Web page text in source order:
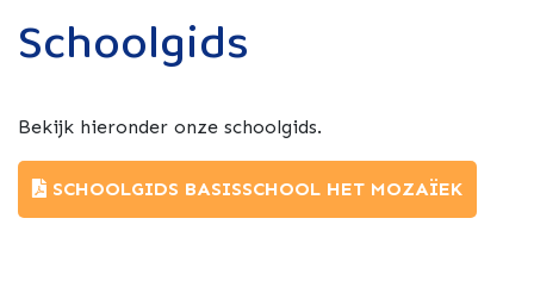
Schoolgids
Bekijk hieronder onze schoolgids.
SCHOOLGIDS BASISSCHOOL HET MOZAÏEK